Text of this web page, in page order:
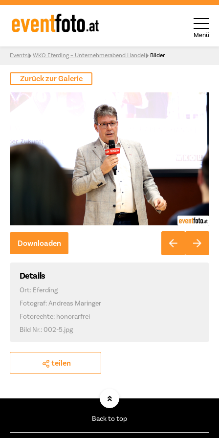
Skip to content
Menü
Events WKO Eferding – Unternehmerabend Handel Bilder
Zurück zur Galerie
Downloaden
Details
Ort: Eferding
Fotograf: Andreas Maringer
Fotorechte: honorarfrei
Bild Nr.: 002-5.jpg
teilen
Back to top